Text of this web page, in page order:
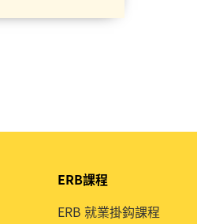
ERB課程
ERB 就業掛鈎課程